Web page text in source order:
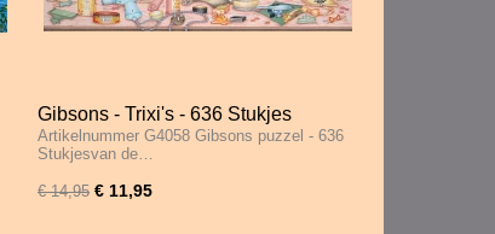
Gibsons - Trixi's - 636 Stukjes
Artikelnummer G4058 Gibsons puzzel - 636
Stukjesvan de…
€ 14,95 € 11,95